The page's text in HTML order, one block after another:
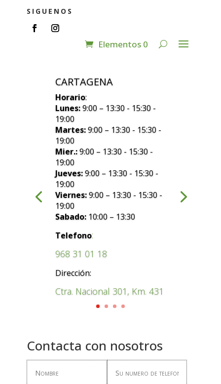
SIGUENOS
Elementos 0
CARTAGENA
Horario:
Lunes:9:00 – 13:30 - 15:30 -
19:00
Martes:9:00 – 13:30 - 15:30 -
19:00
Mier.:9:00 – 13:30 - 15:30 -
19:00
Jueves:9:00 – 13:30 - 15:30 -
19:00
Viernes:9:00 – 13:30 - 15:30 -
19:00
Sabado: 10:00 – 13:30
Telefono:
968 31 01 18
Dirección:
Ctra. Nacional 301, Km. 431
Contacta con nosotros